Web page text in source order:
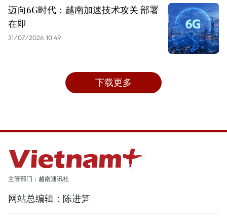
迈向6G时代：越南加速技术攻关 部署
在即
31/07/2026 10:49
下载更多
主管部门：越南通讯社
网站总编辑：陈进笋